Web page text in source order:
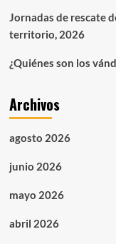
Jornadas de rescate
territorio, 2026
¿Quiénes son los
Archivos
agosto 2026
junio 2026
mayo 2026
abril 2026